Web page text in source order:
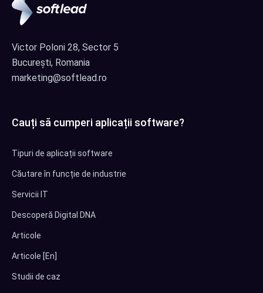
Victor Poloni 28, Sector 5
București, Romania
marketing@softlead.ro
Cauți să cumperi aplicații software?
Tipuri de aplicații software
Căutare în funcție de industrie
Servicii IT
Descoperă Digital DNA
Articole
Articole [En]
Studii de caz